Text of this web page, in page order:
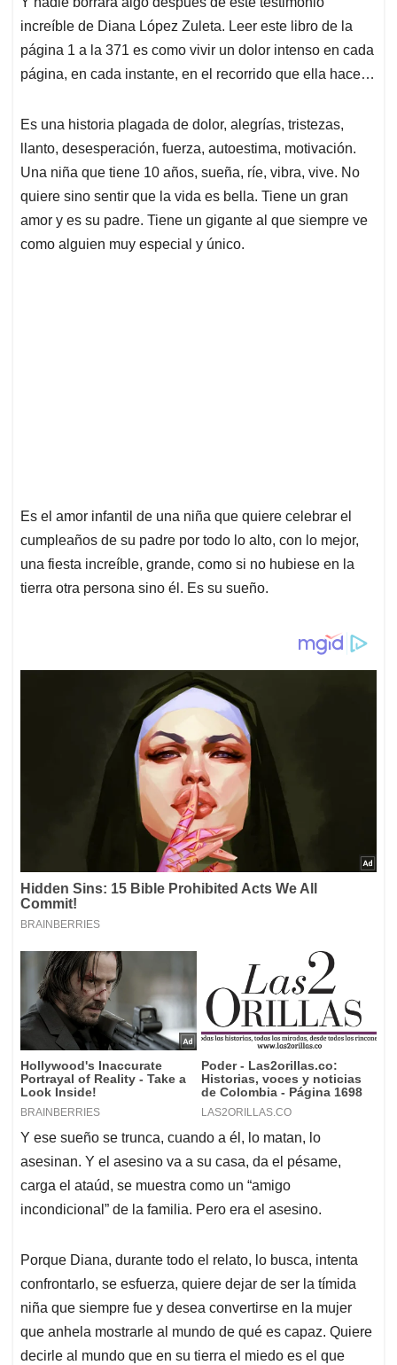
s
A
p
p
b
o
o
k
e
d
I
n
l
a
d
s
increíble de Diana López Zuleta. Leer este libro de la
página 1 a la 371 es como vivir un dolor intenso en cada
página, en cada instante, en el recorrido que ella hace…
Es una historia plagada de dolor, alegrías, tristezas,
llanto, desesperación, fuerza, autoestima, motivación.
Una niña que tiene 10 años, sueña, ríe, vibra, vive. No
quiere sino sentir que la vida es bella. Tiene un gran
amor y es su padre. Tiene un gigante al que siempre ve
como alguien muy especial y único.
Es el amor infantil de una niña que quiere celebrar el
cumpleaños de su padre por todo lo alto, con lo mejor,
una fiesta increíble, grande, como si no hubiese en la
tierra otra persona sino él. Es su sueño.
Y ese sueño se trunca, cuando a él, lo matan, lo
asesinan. Y el asesino va a su casa, da el pésame,
carga el ataúd, se muestra como un “amigo
incondicional” de la familia. Pero era el asesino.
Porque Diana, durante todo el relato, lo busca, intenta
confrontarlo, se esfuerza, quiere dejar de ser la tímida
niña que siempre fue y desea convertirse en la mujer
que anhela mostrarle al mundo de qué es capaz. Quiere
decirle al mundo que en su tierra el miedo es el que